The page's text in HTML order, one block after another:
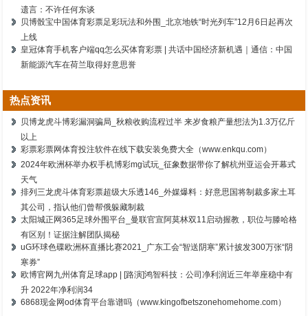
遗言：不许任何东谈
贝博骰宝中国体育彩票足彩玩法和外围_北京地铁“时光列车”12月6日起再次
上线
皇冠体育手机客户端qq怎么买体育彩票 | 共话中国经济新机遇｜通信：中国
新能源汽车在荷兰取得好意思誉
热点资讯
贝博龙虎斗博彩漏洞骗局_秋粮收购流程过半 来岁食粮产量想法为1.3万亿斤
以上
彩票彩票网体育投注软件在线下载安装免费大全（www.enkqu.com）
2024年欧洲杯举办权手机博彩mg试玩_征象数据带你了解杭州亚运会开幕式
天气
排列三龙虎斗体育彩票超级大乐透146_外媒爆料：好意思国将制裁多家土耳
其公司，指认他们曾帮俄躲藏制裁
太阳城正网365足球外围平台_曼联官宣阿莫林双11启动握教，职位与滕哈格
有区别！证据注解团队揭秘
uG环球色碟欧洲杯直播比赛2021_广东工会“智送阴寒”累计披发300万张“阴
寒券”
欧博官网九州体育足球app | [路演]鸿智科技：公司净利润近三年举座稳中有
升 2022年净利润34
6868现金网od体育平台靠谱吗（www.kingofbetszonehomehome.com）